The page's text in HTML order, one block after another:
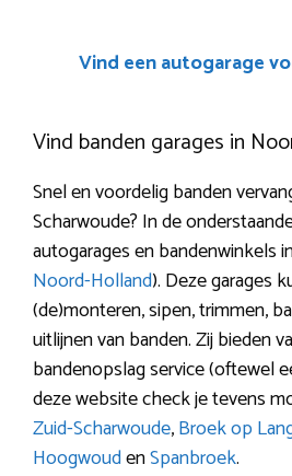
Vind een autogarage
Vind banden garages in
Snel en voordelig banden
Scharwoude? In de
autogarages en bandenwinkels
Noord-Holland). Deze garages
(de)monteren, sipen, trimmen,
uitlijnen van banden. Zij bieden
bandenopslag service (oftewel
deze website check je tevens
Zuid-Scharwoude,Broek op
HoogwoudenSpanbroek.